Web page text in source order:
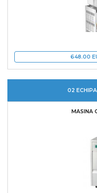
648.00
02
MASINA